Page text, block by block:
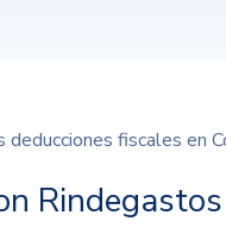
fiscales en
Rindegastos